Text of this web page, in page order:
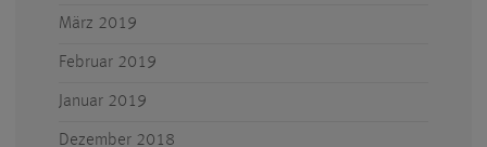
März 2019
Februar 2019
Januar 2019
Dezember 2018